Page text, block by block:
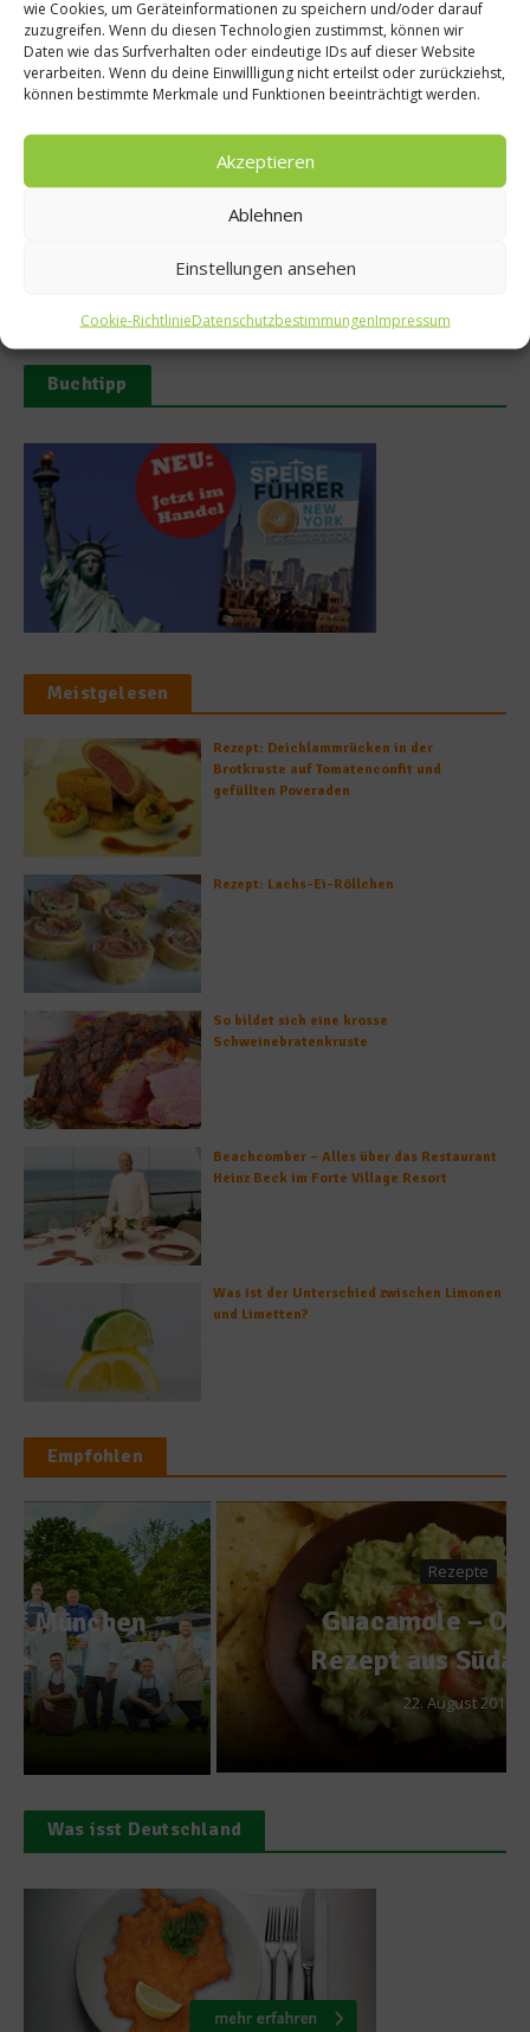
wie Cookies, um Geräteinformationen zu speichern und/oder darauf
zuzugreifen. Wenn du diesen Technologien zustimmst, können wir
Daten wie das Surfverhalten oder eindeutige IDs auf dieser Website
verarbeiten. Wenn du deine Einwillligung nicht erteilst oder zurückziehst,
können bestimmte Merkmale und Funktionen beeinträchtigt werden.
Akzeptieren
Ablehnen
Einstellungen ansehen
Cookie-RichtlinieDatenschutzbestimmungenImpressum
Ähnliche Beiträge
Nachhaltigkeit
Buchtipp
Meistgelesen
Rezept: Deichlammrücken in der
Brotkruste auf Tomatenconfit und
gefüllten Poveraden
Rezept: Lachs-Ei-Röllchen
So bildet sich eine krosse
Schweinebratenkruste
Beachcomber – Alles über das Restaurant
Heinz Beck im Forte Village Resort
Was ist der Unterschied zwischen Limonen
und Limetten?
Empfohlen
Rezepte
Guacamole – Original
Rezept aus Südamerika
Was isst Deutschland